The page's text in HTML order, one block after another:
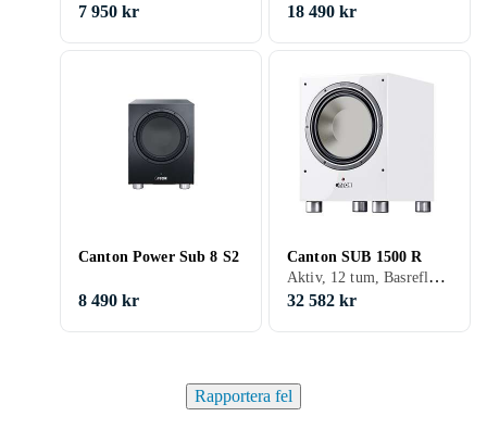
7 950 kr 18 490 kr
Canton Power Sub 8 S2
8 490 kr
Canton SUB 1500 R
Aktiv, 12 tum, Basreflex, 500 W
32 582 kr
Rapportera fel